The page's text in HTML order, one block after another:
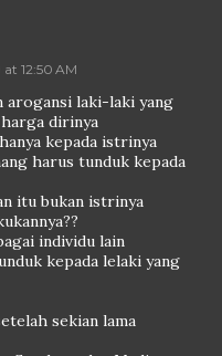
12:50 AM
arogansi laki-laki yang
dirinya
kepada istrinya
harus tunduk kepada
itu bukan istrinya
individu lain
kepada lelaki yang
sekian lama